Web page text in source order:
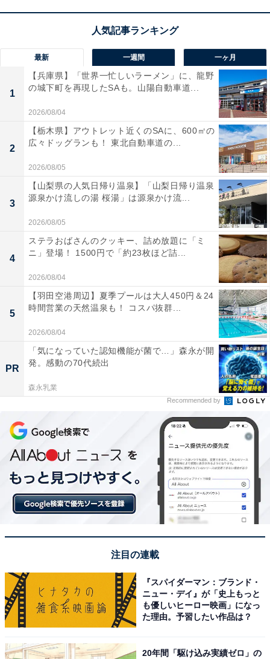
最新 一週間 一ヶ月
1
【兵庫県】「世界一忙しいラーメン」に、龍野
の城下町を再現したSAも。山陽自動車道...
2026/08/04
2
【栃木県】アウトレット近くのSAに、600㎡の
広々ドッグランも！ 東北自動車道の...
2026/08/05
3
【山梨県の人気日帰り温泉】「山梨日帰り温泉
源泉かけ流しの湯 桜湯」は源泉かけ流...
2026/08/05
4
ステラおばさんのクッキー、詰め放題に「ミ
ニ」登場！ 1500円で「約23枚ほど詰...
2026/08/04
5
【羽田空港周辺】夏季プールは大人450円＆24
時間営業の天然温泉も！ コスパ抜群...
2026/08/04
PR
「気になっていた認知機能が菌で…」森永が開
発。感動の70代続出
森永乳業
Recommended by
注目の連載
『スパイダーマン：ブランド・
ニュー・デイ』が「史上もっと
も優しいヒーロー映画」になっ
た理由。予習したい作品は？
20年間「駆け込み実績ゼロ」の